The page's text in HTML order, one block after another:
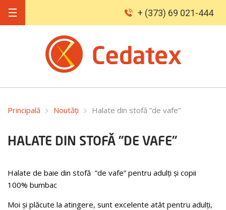
+ (373) 69 021-444
Principală Noutăți Halate din stofă ”de vafe”
HALATE DIN STOFĂ ”DE VAFE”
Halate de baie din stofă ”de vafe” pentru adulți și copii
100% bumbac
Moi și plăcute la atingere, sunt excelente atât pentru adulți,